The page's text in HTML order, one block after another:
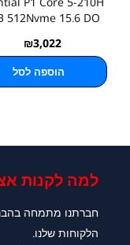
512Nvme 15.6 DO
₪3,022
הוספה לסל
למה לקנות
חברתנו מתמחה
הלקוחות שלנו.